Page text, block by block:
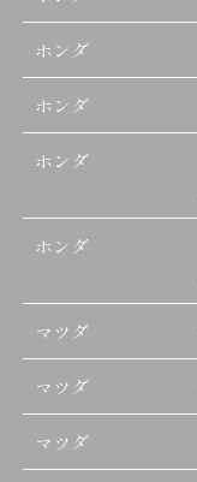
ホンダ
ホンダ
ホンダ
ホンダ
マツダ
マツダ
マツダ